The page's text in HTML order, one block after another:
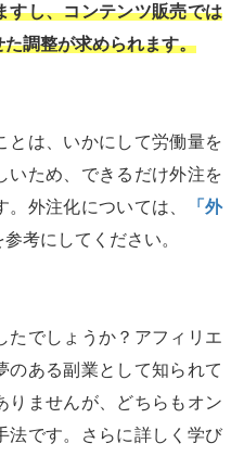
すし、コンテンツ販売では
調整が求められます。
とは、いかにして労働量を
いため、できるだけ外注を
外注化については、
「外
考にしてください。
たでしょうか？アフィリエ
のある副業として知られて
りませんが、どちらもオン
法です。さらに詳しく学び